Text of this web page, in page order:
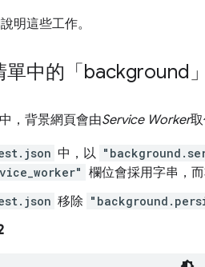
明這些工作。
單中的「background
，背景網頁會由Service Worker
中，以
欄位會採用字串，而
移除